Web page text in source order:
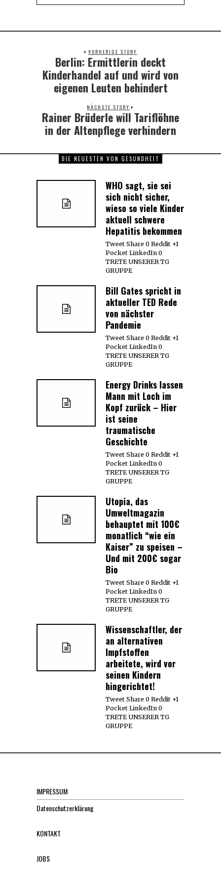
VORHERIGE STORY
Previous
post:
Berlin: Ermittlerin deckt
Kinderhandel auf und wird von
eigenen Leuten behindert
NÄCHSTE STORY
Next
post:
Rainer Brüderle will Tariflöhne
in der Altenpflege verhindern
DIE NEUESTEN VON GESUNDHEIT
WHO sagt, sie sei
sich nicht sicher,
wieso so viele Kinder
aktuell schwere
Hepatitis bekommen
Tweet Share 0 Reddit +1
Pocket LinkedIn 0
TRETE UNSERER TG
GRUPPE
Bill Gates spricht in
aktueller TED Rede
von nächster
Pandemie
Tweet Share 0 Reddit +1
Pocket LinkedIn 0
TRETE UNSERER TG
GRUPPE
Energy Drinks lassen
Mann mit Loch im
Kopf zurück – Hier
ist seine
traumatische
Geschichte
Tweet Share 0 Reddit +1
Pocket LinkedIn 0
TRETE UNSERER TG
GRUPPE
Utopia, das
Umweltmagazin
behauptet mit 100€
monatlich “wie ein
Kaiser” zu speisen –
Und mit 200€ sogar
Bio
Tweet Share 0 Reddit +1
Pocket LinkedIn 0
TRETE UNSERER TG
GRUPPE
Wissenschaftler, der
an alternativen
Impfstoffen
arbeitete, wird vor
seinen Kindern
hingerichtet!
Tweet Share 0 Reddit +1
Pocket LinkedIn 0
TRETE UNSERER TG
GRUPPE
IMPRESSUM
Datenschutzerklärung
KONTAKT
JOBS